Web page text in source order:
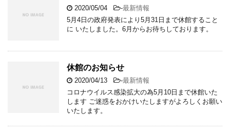
2020/05/04 -最新情報
5月4日の政府発表により5月31日まで休館すること
に いたしました。6月からお待ちしております。
休館のお知らせ
2020/04/13 -最新情報
コロナウイルス感染拡大の為5月10日まで休館いた
します ご迷惑をおかけいたしますがよろしくお願い
いたします。